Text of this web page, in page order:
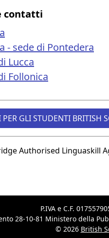
contatti
- sede di Pontedera
Lucca
Follonica
PER GLI STUDENTI BRITISH
P.IVA e C.F.
28-10-81 Ministero della
© 2026 British